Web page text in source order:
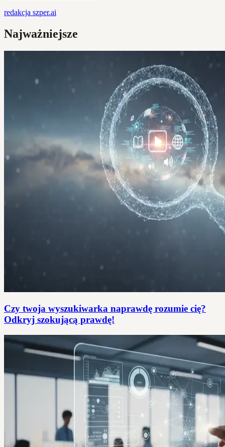
redakcja szper.ai
Najważniejsze
Czy twoja wyszukiwarka naprawdę rozumie cię?
Odkryj szokującą prawdę!